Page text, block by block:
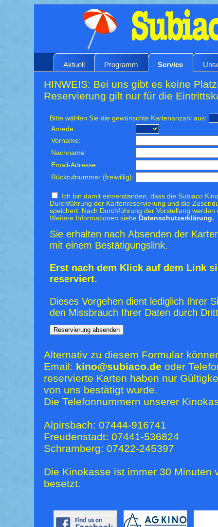
Aktuell Programm Service
HINWEIS: Bei uns gibt es keine
Reservierung gilt nur für die
Bitte wählen Sie die gewünschte Kartenanzahl aus:
Anrede:
Vorname:
Nachname:
Email-Adresse:
Rückrufnummer (freiwillig):
Ich bin damit einverstanden, dass die Subiaco
Durchführung der Kartenreservierung und die
speichert. Nach Durchführung der Vorstellung
Weitere Informationen siehe Datenschutzerklärung.
Sie erhalten nach Absenden der
mit einem Bestätigungslink.
Erst nach dem Klick auf dem Link
reserviert.
Dieses Vorgehen dient lediglich Ihrer
den Missbrauch Ihrer Daten durch
Alternativ zu diesem Formular
Email: kino@subiaco.de oder
reservierte Karten haben nur
von uns bestätigt wurde.
Die Telefonnummern unserer
Alpirsbach: 07444-916741
Freudenstadt: 07441-536824
Schramberg: 07422-245397
Die Kinokasse ist immer 30 Minuten
besetzt.